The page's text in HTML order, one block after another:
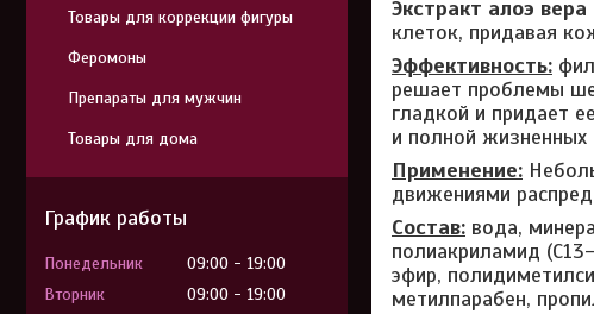
Экстракт алоэ вера
клеток, придавая
Эффективность:
решает проблемы
гладкой и придает
и полной жизненных
Применение:
движениями
Состав: вода,
полиакриламид
эфир,
метилпарабен,
Товары для коррекции фигуры
Феромоны
Препараты для мужчин
Товары для дома
График работы
Понедельник 09:00
19:00
Вторник
09:00
19:00